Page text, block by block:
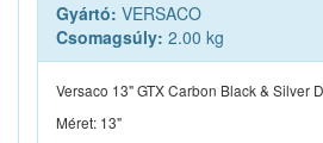
Gyártó: VERSACO
Csomagsúly: 2.00 kg
Versaco 13" GTX Carbon Black & Silver
Méret: 13"